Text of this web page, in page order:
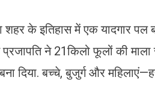
के इतिहास में एक यादगार पल
प्रजापति ने 21किलो फूलों की
दिया. बच्चे, बुजुर्ग और